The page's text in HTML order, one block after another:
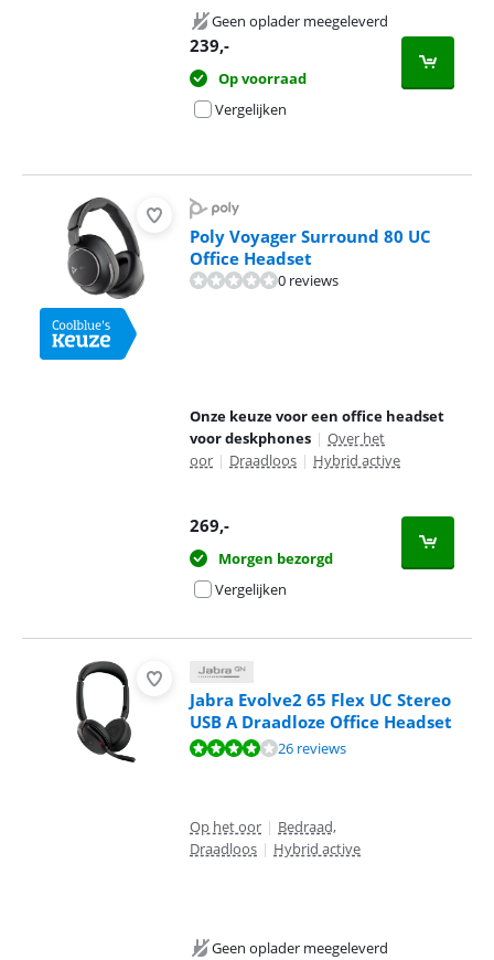
Geen oplader meegeleverd
239,-
Op voorraad
Vergelijken
Poly Voyager Surround 80 UC
Office Headset
0 reviews
Onze keuze voor een office headset
voor deskphones | Over het
oor | Draadloos | Hybrid active
269,-
Morgen bezorgd
Vergelijken
Jabra Evolve2 65 Flex UC Stereo
USB A Draadloze Office Headset
Beoordeling is 8,4 van de 10, gebaseerd op 26 reviews.
26 reviews
Op het oor | Bedraad,
Draadloos | Hybrid active
Geen oplader meegeleverd